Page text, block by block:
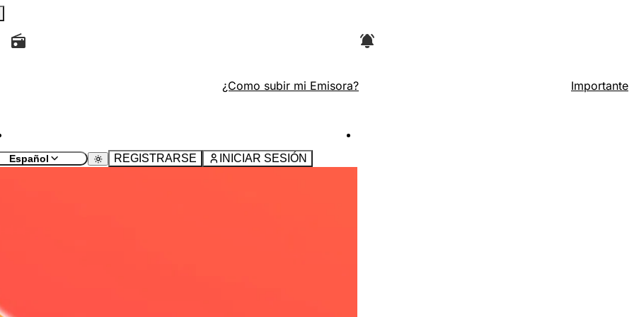
¿Como subir mi Emisora? Importante
Español REGISTRARSE INICIAR SESIÓN
y rellene los campos.